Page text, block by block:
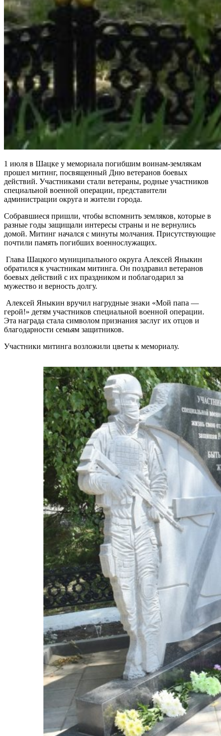
1 июля в Шацке у мемориала погибшим воинам-землякам
прошел митинг, посвященный Дню ветеранов боевых
действий. Участниками стали ветераны, родные участников
специальной военной операции, представители
администрации округа и жители города.
Собравшиеся пришли, чтобы вспомнить земляков, которые в
разные годы защищали интересы страны и не вернулись
домой. Митинг начался с минуты молчания. Присутствующие
почтили память погибших военнослужащих.
Глава Шацкого муниципального округа Алексей Яныкин
обратился к участникам митинга. Он поздравил ветеранов
боевых действий с их праздником и поблагодарил за
мужество и верность долгу.
Алексей Яныкин вручил нагрудные знаки «Мой папа —
герой!» детям участников специальной военной операции.
Эта награда стала символом признания заслуг их отцов и
благодарности семьям защитников.
Участники митинга возложили цветы к мемориалу.